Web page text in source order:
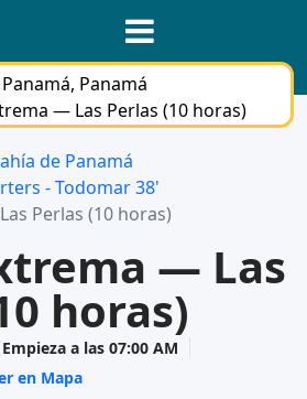
Panamá
— Las Perlas (10 horas)
de Panamá
- Todomar 38'
Perlas (10 horas)
— Las
horas)
a las 07:00 AM
en Mapa